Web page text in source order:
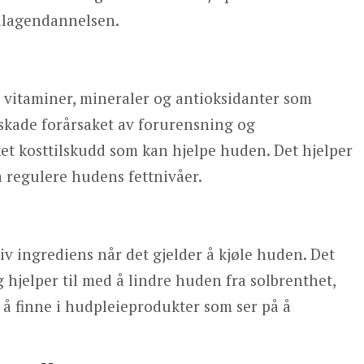
mineraler og antioksidanter som
forårsaket av forurensning og
kosttilskudd som kan hjelpe huden. Det hjelper
regulere hudens fettnivåer.
ingrediens når det gjelder å kjøle huden. Det
hjelper til med å lindre huden fra solbrenthet,
finne i hudpleieprodukter som ser på å